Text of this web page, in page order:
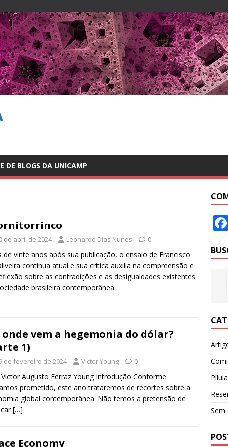
DE BLOGS DA UNICAMP
de abril de 2024 Leonardo Dias Nunes 0
de vinte anos após sua publicação, o ensaio de Francisco
continua atual e sua crítica auxilia na compreensão e
sobre as contradições e as desigualdades existentes
brasileira contemporânea.
onde vem a hegemonia do dólar?
1)
de fevereiro de 2024 Victor Young 0
Victor Augusto Ferraz Young Introdução Conforme
prometido, este ano trataremos de recortes sobre a
global contemporânea. Não temos a pretensão de
[…]
Economy
Sem